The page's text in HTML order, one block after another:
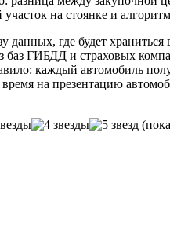
на стоянке и
данных, где будет
баз ГИБДД и страховых
каждый автомобиль
на презентацию